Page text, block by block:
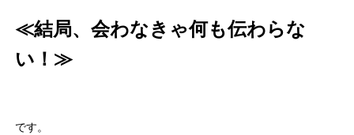
≪結局、会わなきゃ何も伝わらな
い！≫
です。